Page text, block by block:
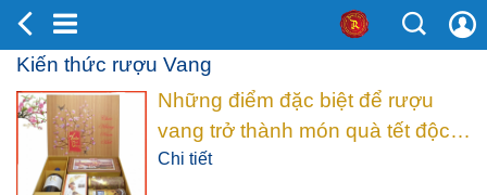
Kiến thức rượu Vang
Những điểm đặc biệt để rượu
vang trở thành món quà tết độc
đáo
Chi tiết